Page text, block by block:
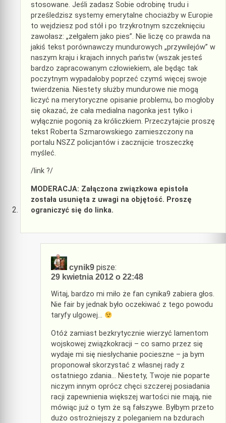
stosowane. Jeśli zadasz Sobie odrobinę trudu i
prześledzisz systemy emerytalne chociażby w Europie
to wejdziesz pod stół i po trzykrotnym szczeknięciu
zawołasz: „zełgałem jako pies”. Nie liczę co prawda na
jakiś tekst porównawczy mundurowych „przywilejów” w
naszym kraju i krajach innych państw (wszak jesteś
bardzo zapracowanym człowiekiem, ale będąc tak
poczytnym wypadałoby poprzeć czymś więcej swoje
twierdzenia. Niestety służby mundurowe nie mogą
liczyć na merytoryczne opisanie problemu, bo mogłoby
się okazać, że cała medialna nagonka jest tylko i
wyłącznie pogonią za króliczkiem. Przeczytajcie proszę
tekst Roberta Szmarowskiego zamieszczony na
portalu NSZZ policjantów i zacznijcie troszeczkę
myśleć.
/link ?/
MODERACJA: Załączona związkowa epistoła
została usunięta z uwagi na objętość. Proszę
ograniczyć się do linka.
cynik9 pisze:
29 kwietnia 2012 o 22:48
Witaj, bardzo mi miło że fan cynika9 zabiera głos.
Nie fair by jednak było oczekiwać z tego powodu
taryfy ulgowej…
Otóż zamiast bezkrytycznie wierzyć lamentom
wojskowej związkokracji – co samo przez się
wydaje mi się niesłychanie pocieszne – ja bym
proponował skorzystać z własnej rady z
ostatniego zdania… Niestety, Twoje nie poparte
niczym innym oprócz chęci szczerej posiadania
racji zapewnienia większej wartości nie mają, nie
mówiąc już o tym że są fałszywe. Byłbym przeto
dużo ostrożniejszy z poleganiem na bzdurach